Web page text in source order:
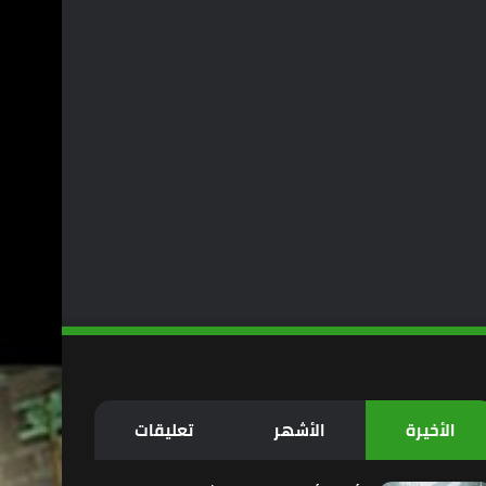
الأخيرة الأشهر تعليقات